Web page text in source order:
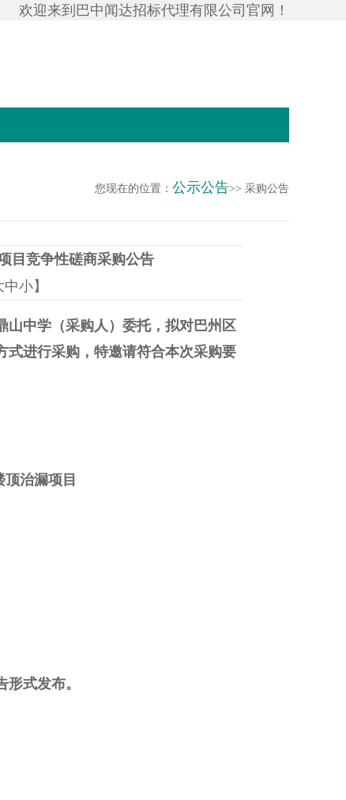
欢迎来到巴中闻达招标代理有限公司官网！
您现在的位置： 公示公告>> 采购公告
目竞争性磋商采购公告
中小】
山中学（采购人）委托，拟对巴州区
式进行采购，特邀请符合本次采购要
治漏项目
式发布。